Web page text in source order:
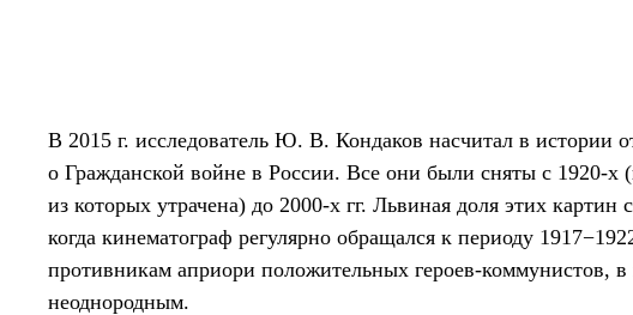
В 2015 г. исследователь Ю. В. Кондаков насчитал в истории
о Гражданской войне в России. Все они были сняты с 1920-х
из которых утрачена) до 2000-х гг. Львиная доля этих картин
когда кинематограф регулярно обращался к периоду
противникам априори положительных героев-коммунистов,
неоднородным.